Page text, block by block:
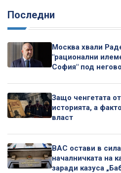
Последни
Москва хвали
"рационални
София" под
Защо ченгетата
историята, а
власт
ВАС остави в
началничката на
заради казуса